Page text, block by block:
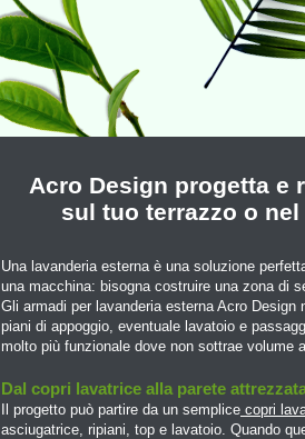
Acro Design progetta e
sul tuo terrazzo o
Una lavanderia esterna è una soluzione
una macchina: bisogna costruire una zona di
Gli armadi per lavanderia esterna Acro
piani di appoggio, eventuale lavatoio e
molto più funzionale dove non sottrae volume
Dal copri lavatrice alla parete
Il progetto può partire da un semplice copri
asciugatrice, ripiani, top e lavatoio. Quando